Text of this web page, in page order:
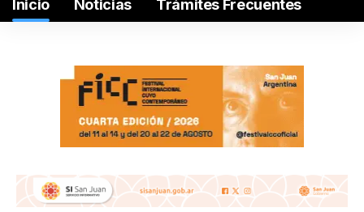
Inicio Noticias Trámites Frecuentes